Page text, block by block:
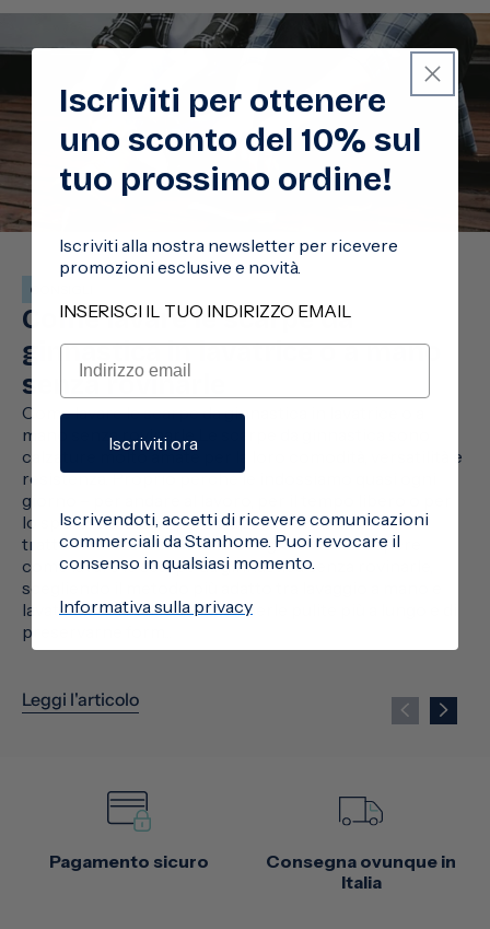
CONSIGLI
Come lavare le scarpe da
ginnastica in lavatrice o a mano
senza rovinarle
Come lavare le scarpe da ginnastica in lavatrice o a
mano senza rovinarle Le scarpe da ginnastica sono
calzature molto amate per la loro comodità, versatilità e
resistenza. Proprio perché le indossiamo quasi ogni
giorno – per andare al lavoro, per il tempo libero o per
lo sport – tendono però a sporcarsi facilmente,
trattenere odori e mostrare segni di usura. Sapere
come lavare le scarpe da ginnastica senza rovinarle,
scegliendo il metodo più adatto tra lavaggio a mano e
lavatrice, permette di mantenerle pulite più a lungo e di
preservarne form...
Leggi l'articolo
Pagamento sicuro
Consegna ovunque in
Italia
Iscriviti per ottenere
uno sconto del 10% sul
tuo prossimo ordine!
Iscriviti alla nostra newsletter per ricevere
promozioni esclusive e novità.
INSERISCI IL TUO INDIRIZZO EMAIL
Iscriviti ora
Iscrivendoti, accetti di ricevere comunicazioni
commerciali da Stanhome. Puoi revocare il
consenso in qualsiasi momento.
Informativa sulla privacy